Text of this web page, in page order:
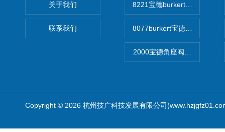
关于我们
联系我们
8221宝德burkert电导率探头
8077burkert宝德椭圆齿轮脉
2000宝德角座阀德国宝帝
Copyright © 2026 杭州技广科技发展有限公司